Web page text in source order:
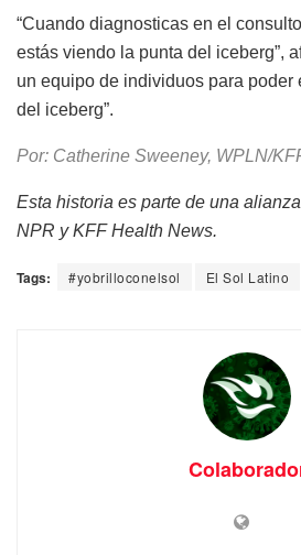
“Cuando diagnosticas en el
estás viendo la punta del iceberg”,
un equipo de individuos para poder
del iceberg”.
Por: Catherine Sweeney, WPLN/
Esta historia es parte de una
NPR y KFF Health News.
Tags: #yobrilloconelsol El Sol Latino